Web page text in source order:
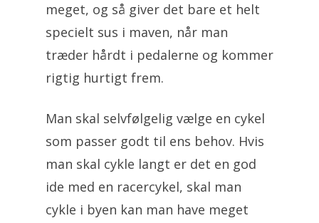
meget, og så giver det bare et helt
specielt sus i maven, når man
træder hårdt i pedalerne og kommer
rigtig hurtigt frem.
Man skal selvfølgelig vælge en cykel
som passer godt til ens behov. Hvis
man skal cykle langt er det en god
ide med en racercykel, skal man
cykle i byen kan man have meget